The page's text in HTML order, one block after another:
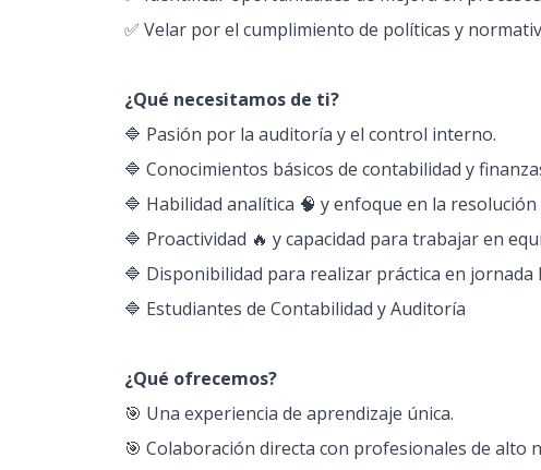
✅ Velar por el cumplimiento de políticas y
¿Qué necesitamos de ti?
🔷 Pasión por la auditoría y el control interno.
🔷 Conocimientos básicos de contabilidad y
🔷 Habilidad analítica 🧠 y enfoque en la
🔷 Proactividad 🔥 y capacidad para trabajar en
🔷 Disponibilidad para realizar práctica en jornada
🔷 Estudiantes de Contabilidad y Auditoría
¿Qué ofrecemos?
🎯 Una experiencia de aprendizaje única.
🎯 Colaboración directa con profesionales de alto